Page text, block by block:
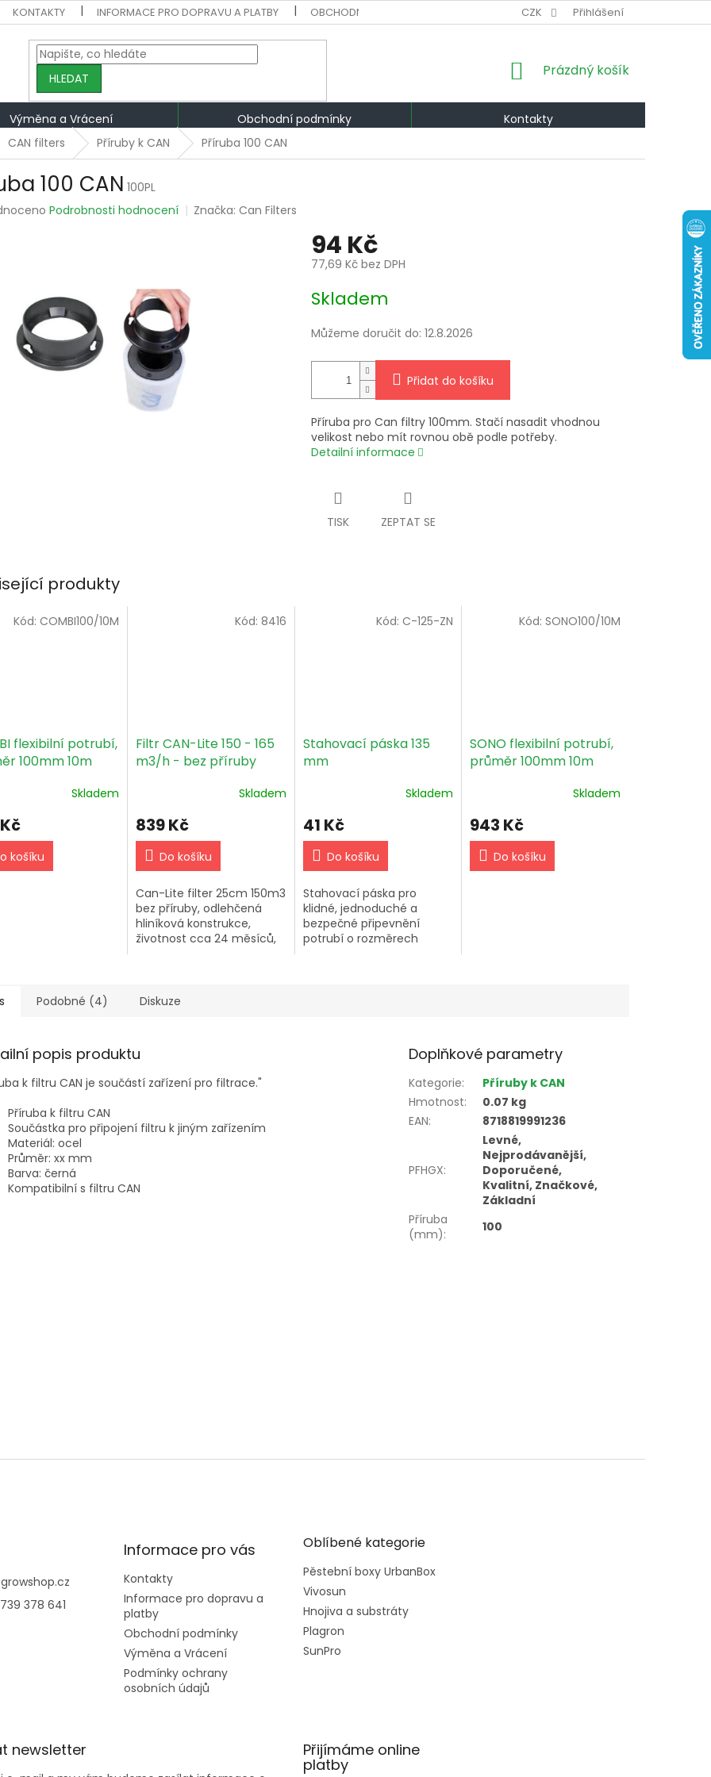
KONTAKTY INFORMACE PRO DOPRAVU A PLATBY OBCHODNÍ PODMÍNKY VÝMĚNA A VRÁCENÍ PODMÍNKY OCHRANY
CZK Přihlášení
HLEDAT
NÁKUPNÍ
Prázdný košík
Výměna a Vrácení Obchodní podmínky
Kontakty
CAN filters Příruby k CAN Příruba 100 CAN
100 CAN 100PL
Podrobnosti hodnocení Značka:Can Filters
94 Kč
77,69 Kč bez DPH
cena:
Skladem
Můžeme doručit do: 12.8.2026
Přidat do košíku
Příruba pro Can filtry 100mm. Stačí nasadit vhodnou
velikost nebo mít rovnou obě podle potřeby.
Detailní informace
TISK ZEPTAT SE
produkty
flexibilní potrubí,
100mm 10m
Skladem
košíku
Kód: COMBI100/10M
Filtr CAN-Lite 150 - 165
m3/h - bez příruby
Skladem
839 Kč
Do košíku
Can-Lite filter 25cm 150m3
bez příruby, odlehčená
hliníková konstrukce,
životnost cca 24 měsíců,
Kód: 8416
Stahovací páska 135
mm
Skladem
41 Kč
Do košíku
Stahovací páska pro
klidné, jednoduché a
bezpečné připevnění
potrubí o rozměrech
Kód:C-125-ZN
SONO flexibilní potrubí,
průměr 100mm 10m
Skladem
943 Kč
Do košíku
Kód: SONO100/10M
Podobné (4) Diskuze
popis produktu
k filtru CAN je součástí zařízení pro filtrace."
Příruba k filtru CAN
Součástka pro připojení filtru k jiným zařízením
Materiál: ocel
Průměr: xx mm
Barva: černá
Kompatibilní s filtru CAN
Doplňkové parametry
Kategorie:
Příruby k CAN
Hmotnost:
0.07 kg
EAN: 8718819991236
PFHGX:
Levné,
Nejprodávanější,
Doporučené,
Kvalitní, Značkové,
Základní
Příruba
(mm): 100
growshop.cz
378 641
Informace pro vás
Kontakty
Informace pro dopravu a
platby
Obchodní podmínky
Výměna a Vrácení
Podmínky ochrany
osobních údajů
Oblíbené kategorie
Pěstební boxy UrbanBox
Vivosun
Hnojiva a substráty
Plagron
SunPro
newsletter Přijímáme online
platby